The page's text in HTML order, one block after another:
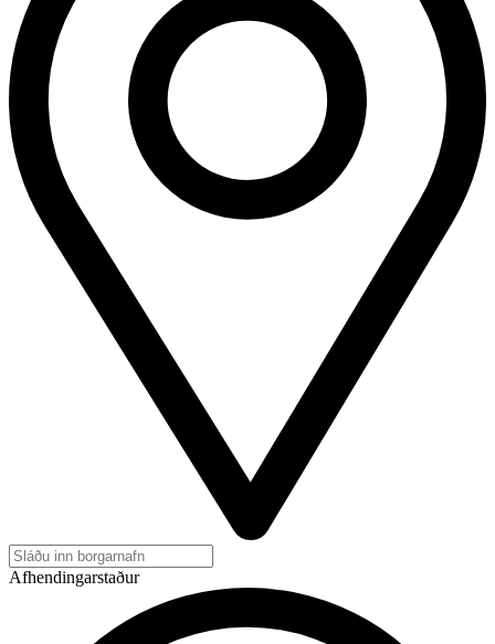
Afhendingarstaður